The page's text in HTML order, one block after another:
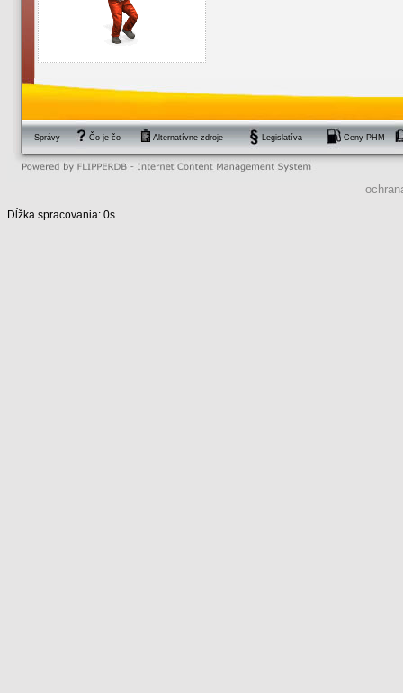
Správy Čo je čo Alternatívne zdroje Legislatíva Ceny PHM
Dĺžka spracovania: 0s